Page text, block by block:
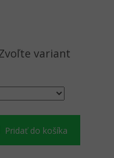
variant
Pridať do košíka